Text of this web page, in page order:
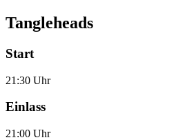
Tangleheads
Start
21:30 Uhr
Einlass
21:00 Uhr